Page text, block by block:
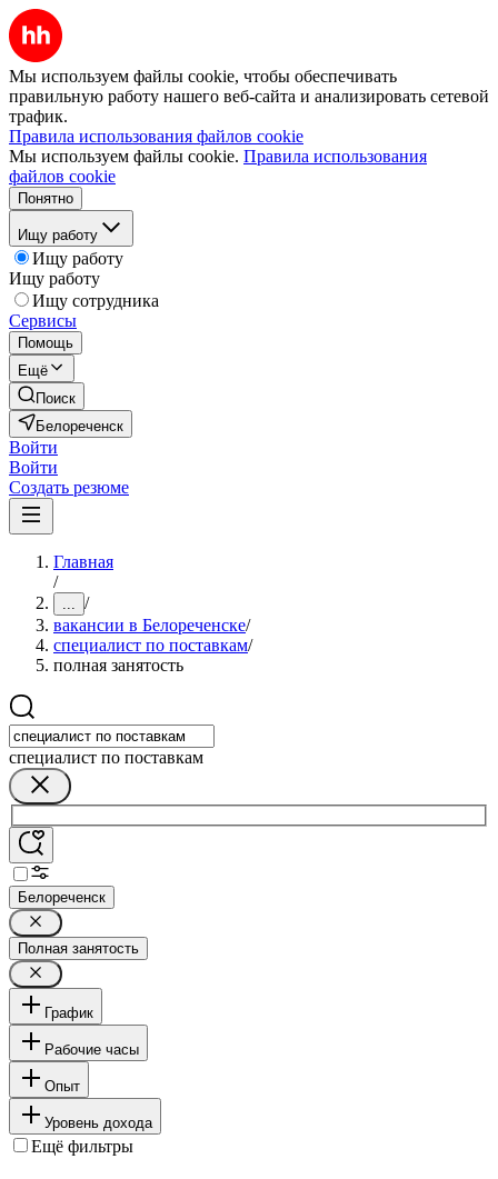
Мы используем файлы cookie, чтобы обеспечивать
правильную работу нашего веб-сайта и анализировать сетевой
трафик.
Правила использования файлов cookie
Мы используем файлы cookie. Правила использования
файлов cookie
Понятно
Ищу работу
Ищу работу
Ищу работу
Ищу сотрудника
Сервисы
Помощь
Ещё
Поиск
Белореченск
Войти
Войти
Создать резюме
Главная
/
... /
вакансии в Белореченске/
специалист по поставкам/
полная занятость
специалист по поставкам
Белореченск
Полная занятость
График
Рабочие часы
Опыт
Уровень дохода
Ещё фильтры